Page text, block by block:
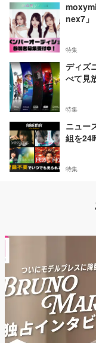
nex7」
特集
ディズ
べて見
特集
ニュー
組を24
特集